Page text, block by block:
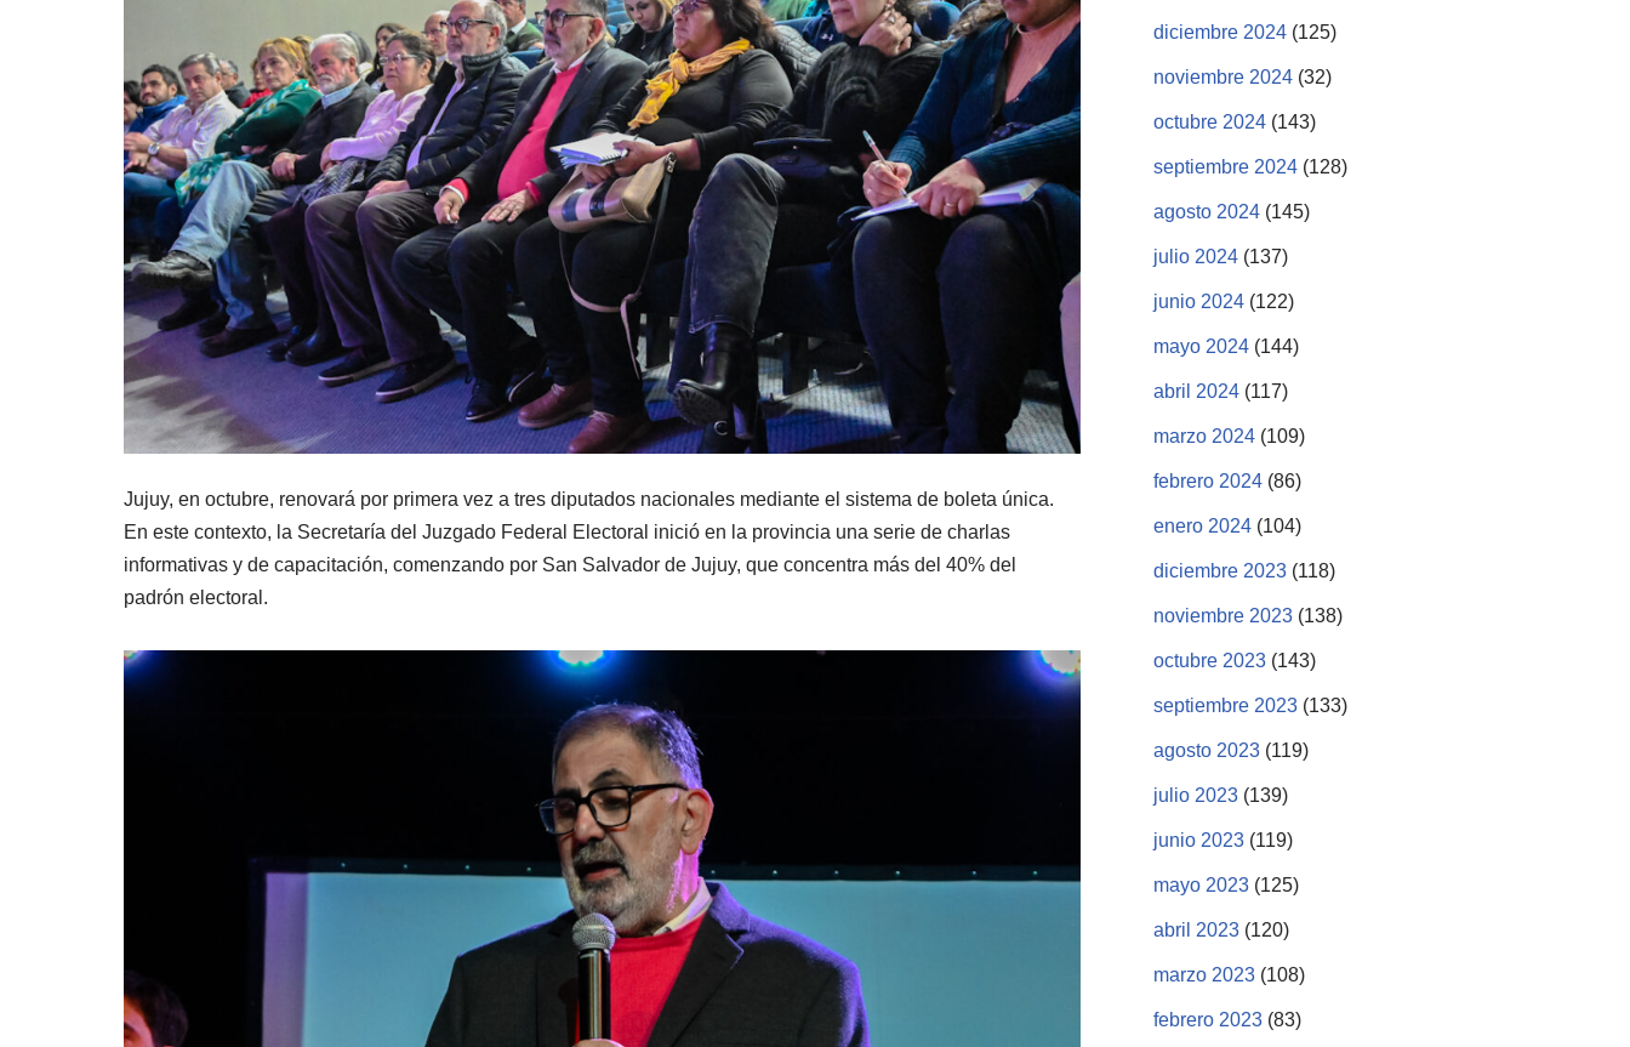
Jujuy, en octubre, renovará por primera vez a tres diputados nacionales mediante el sistema de boleta única.
En este contexto, la Secretaría del Juzgado Federal Electoral inició en la provincia una serie de charlas
informativas y de capacitación, comenzando por San Salvador de Jujuy, que concentra más del 40% del
padrón electoral.
diciembre 2024 (125)
noviembre 2024 (32)
octubre 2024 (143)
septiembre 2024 (128)
agosto 2024 (145)
julio 2024 (137)
junio 2024 (122)
mayo 2024 (144)
abril 2024 (117)
marzo 2024 (109)
febrero 2024 (86)
enero 2024 (104)
diciembre 2023 (118)
noviembre 2023 (138)
octubre 2023 (143)
septiembre 2023 (133)
agosto 2023 (119)
julio 2023 (139)
junio 2023 (119)
mayo 2023 (125)
abril 2023 (120)
marzo 2023 (108)
febrero 2023 (83)